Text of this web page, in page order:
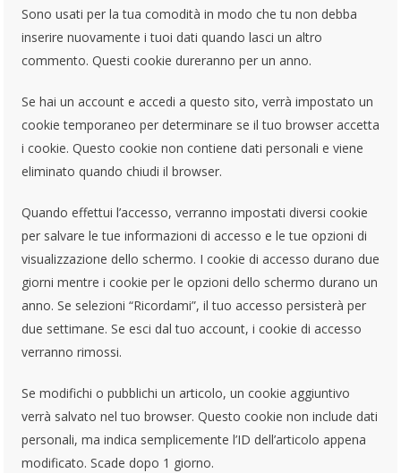
Sono usati per la tua comodità in modo che tu non debba
inserire nuovamente i tuoi dati quando lasci un altro
commento. Questi cookie dureranno per un anno.
Se hai un account e accedi a questo sito, verrà impostato un
cookie temporaneo per determinare se il tuo browser accetta
i cookie. Questo cookie non contiene dati personali e viene
eliminato quando chiudi il browser.
Quando effettui l’accesso, verranno impostati diversi cookie
per salvare le tue informazioni di accesso e le tue opzioni di
visualizzazione dello schermo. I cookie di accesso durano due
giorni mentre i cookie per le opzioni dello schermo durano un
anno. Se selezioni “Ricordami”, il tuo accesso persisterà per
due settimane. Se esci dal tuo account, i cookie di accesso
verranno rimossi.
Se modifichi o pubblichi un articolo, un cookie aggiuntivo
verrà salvato nel tuo browser. Questo cookie non include dati
personali, ma indica semplicemente l’ID dell’articolo appena
modificato. Scade dopo 1 giorno.